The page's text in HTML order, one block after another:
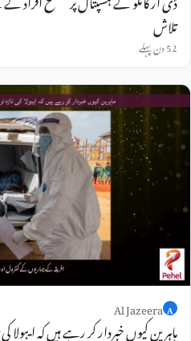
تلاش
52 دن پہلے
A
Al Jazeera
ماہرین کیوں خبردار کر رہے ہیں کہ